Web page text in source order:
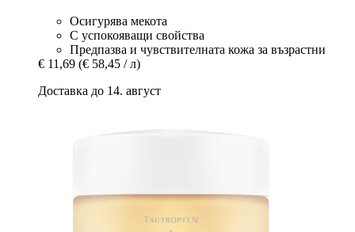
Осигурява мекота
С успокояващи свойства
Предпазва и чувствителната кожа за възрастни
€ 11,69 (€ 58,45 / л)
Доставка до 14. август